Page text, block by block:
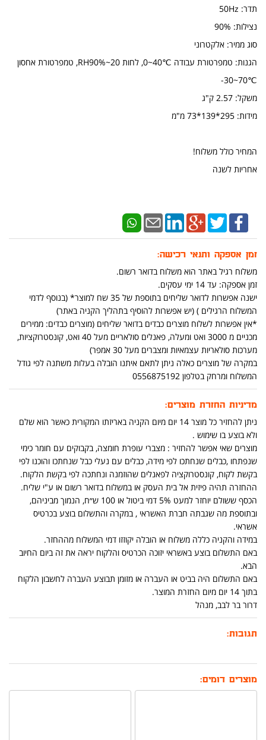
תדר: 50Hz
נצילות: 90%
סוג ממיר: אלקטרוני
הגנות: טמפרטורת עבודה ℃40~0, לחות RH90%~20, טמפרטורת אחסון
℃70~30-
משקל: 2.57 ק"ג
מידות: 295*139*73 מ"מ
המחיר כולל משלוח!
אחריות לשנה
זמן אספקה ותנאי רכישה:
משלוח רגיל באתר הוא משלוח בדואר רשום.
זמן אספקה: עד 14 ימי עסקים.
ישנה אפשרות לדואר שליחים בתוספת של 35 שח למוצר* (בנוסף לדמי
המשלוח הרגילים ) (יש אפשרות להוסיף בתהליך הקניה באתר)
*אין אפשרות לשלוח מוצרים כבדים בדואר שליחים (מוצרים כבדים: ממירים
מכניים מ 3000 ואט ומעלה, פאנלים סולאריים מעל 40 ואט, קונסטרוקציות,
מערכות סולאריות עצמאיות ומצברים מעל 30 אמפר)
במקרה של מוצרים כאלה ניתן לתאם איתנו הובלה בעלות משתנה לפי גודל
המשלוח ומרחק בטלפון 0556875192
מדיניות החזרת מוצרים:
ניתן להחזיר כל מוצר 14 יום מיום הקניה באריזתו המקורית כאשר הוא שלם
ולא בוצע בו שימוש .
מוצרים שאי אפשר להחזיר : מצברי עופרת חומצה, בקבוקים עם חומר כימי
שנפתחו ,כבלים שנחתכו לפי מידה, כבלים עם נעלי כבל שנחתכו והוכנו לפי
בקשת לקוח, קונסטרוקציה לפאנלים שהוזמנה ונחתכה לפי בקשת הלקוח.
ההחזרה תהיה פיזית אל בית העסק או במשלוח בדואר רשום או ע"י שליח.
הכסף ששולם יוחזר למעט 5% דמי ביטול או 100 ש״ח, הנמוך מביניהם,
ובתוספת מה שגבתה חברת האשראי , במקרה והתשלום בוצע בכרטיס
אשראי.
במידה והקניה כללה משלוח או הובלה יקוזזו דמי המשלוח מההחזר.
באם התשלום בוצע באשראי יזוכה הכרטיס והלקוח יראה את זה ביום החיוב
הבא.
באם התשלום היה בביט או העברה או מזומן תבוצע העברה לחשבון הלקוח
בתוך 14 יום מיום החזרת המוצר.
דרור בר לבב, מנהל
תגובות:
מוצרים דומים: